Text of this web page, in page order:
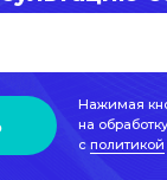
Нажимая
на
сполитикой